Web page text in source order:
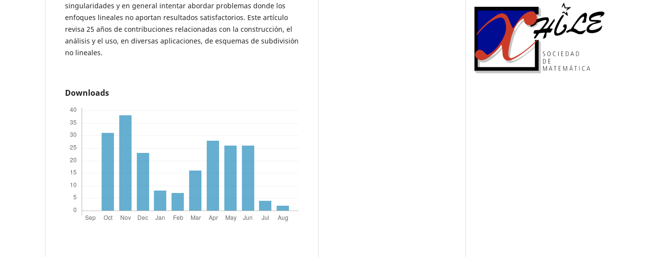
singularidades y en general intentar abordar problemas donde los
enfoques lineales no aportan resultados satisfactorios. Este artículo
revisa 25 años de contribuciones relacionadas con la construcción, el
análisis y el uso, en diversas aplicaciones, de esquemas de subdivisión
no lineales.
Downloads